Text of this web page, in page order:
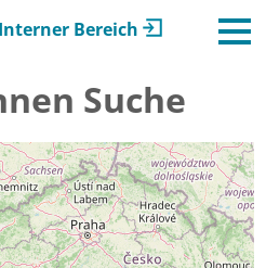
Interner Bereich
Suche